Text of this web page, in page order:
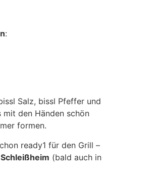
:
Salz, bissl Pfeffer und
mit den Händen schön
formen.
ready1 für den Grill –
(bald auch in